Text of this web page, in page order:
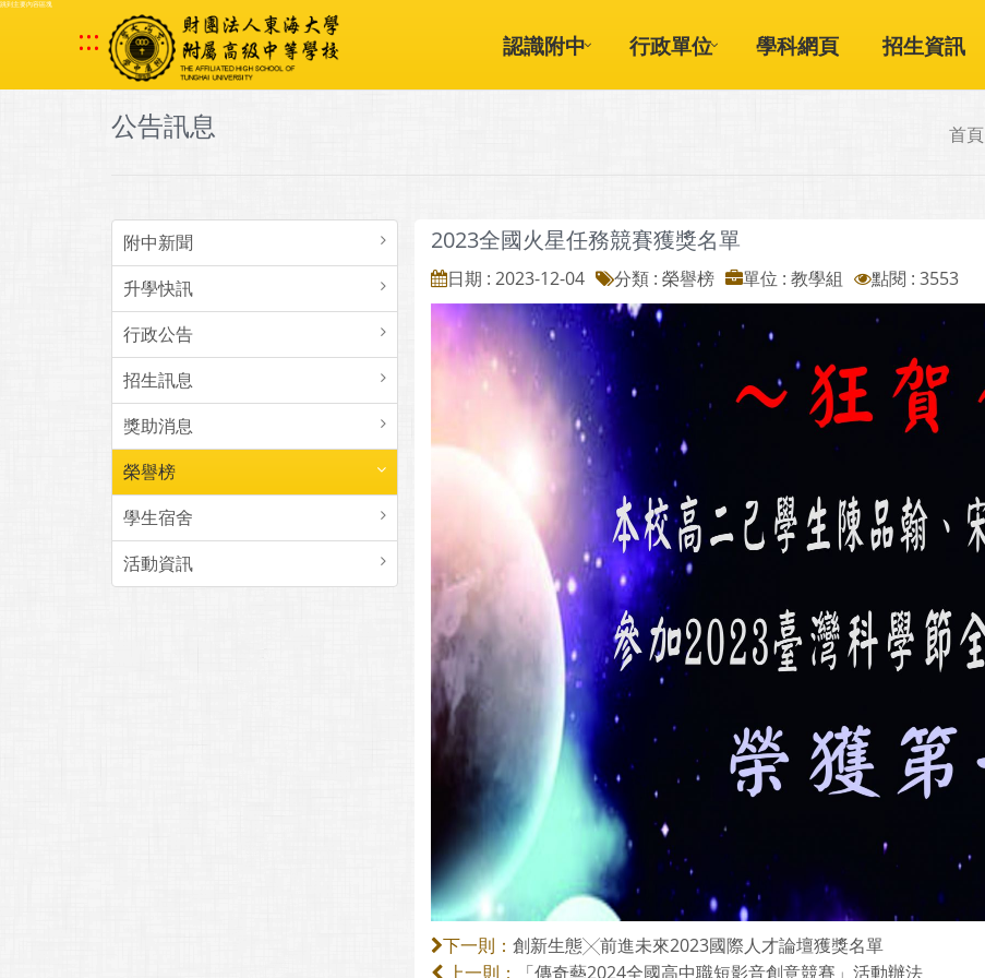
跳到主要內容區塊
::: 認識附中 行政單位 學科網頁 招生資訊
公告訊息 首頁
附中新聞
升學快訊
行政公告
招生訊息
獎助消息
榮譽榜
學生宿舍
活動資訊
2023全國火星任務競賽獲獎名單
日期 : 2023-12-04 分類 : 榮譽榜 單位 : 教學組 點閱 : 3553
下一則： 創新生態╳前進未來2023國際人才論壇獲獎名單
上一則： 「傳奇藝2024全國高中職短影音創意競賽」活動辦法